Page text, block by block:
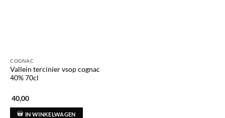
COGNAC
Vallein tercinier vsop cognac
40% 70cl
40,00
IN WINKELWAGEN